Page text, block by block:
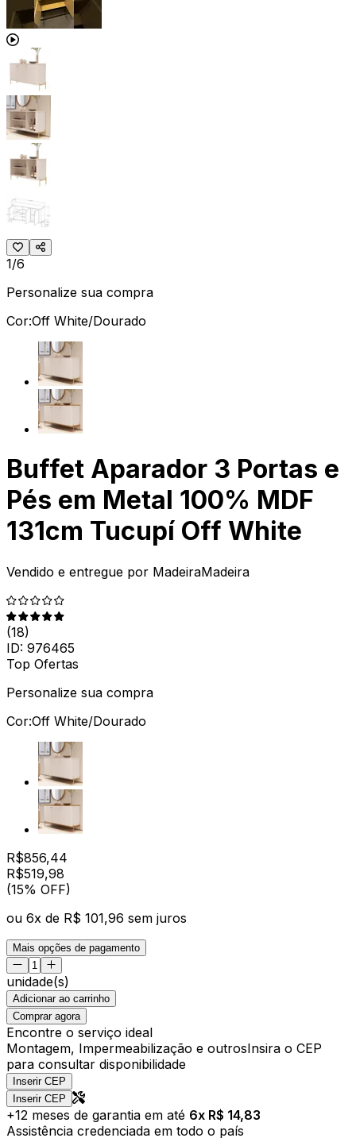
1/6
Personalize sua compra
Cor:Off White/Dourado
Buffet Aparador 3 Portas e
Pés em Metal 100% MDF
131cm Tucupí Off White
Vendido e entregue por MadeiraMadeira
(18)
ID: 976465
Top Ofertas
Personalize sua compra
Cor:Off White/Dourado
R$856,44
R$519,98
(15% OFF)
ou 6x de R$ 101,96 sem juros
Mais opções de pagamento
unidade(s)
Adicionar ao carrinho
Comprar agora
Encontre o serviço ideal
Montagem, Impermeabilização e outrosInsira o CEP
para consultar disponibilidade
Inserir CEP
Inserir CEP
+12 meses de garantia em até 6x R$ 14,83
Assistência credenciada em todo o país